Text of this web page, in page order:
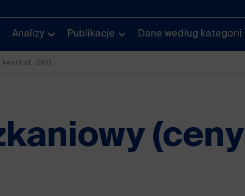
Analizy Publikacje Dane według kategorii
2021
(ceny